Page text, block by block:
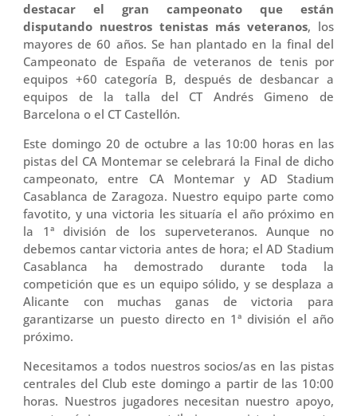
destacar el gran campeonato que están
disputando nuestros tenistas más veteranos, los
mayores de 60 años. Se han plantado en la final del
Campeonato de España de veteranos de tenis por
equipos +60 categoría B, después de desbancar a
equipos de la talla del CT Andrés Gimeno de
Barcelona o el CT Castellón.
Este domingo 20 de octubre a las 10:00 horas en las
pistas del CA Montemar se celebrará la Final de dicho
campeonato, entre CA Montemar y AD Stadium
Casablanca de Zaragoza. Nuestro equipo parte como
favotito, y una victoria les situaría el año próximo en
la 1ª división de los superveteranos. Aunque no
debemos cantar victoria antes de hora; el AD Stadium
Casablanca ha demostrado durante toda la
competición que es un equipo sólido, y se desplaza a
Alicante con muchas ganas de victoria para
garantizarse un puesto directo en 1ª división el año
próximo.
Necesitamos a todos nuestros socios/as en las pistas
centrales del Club este domingo a partir de las 10:00
horas. Nuestros jugadores necesitan nuestro apoyo,